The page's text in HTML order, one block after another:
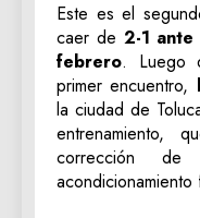
Este es el
caer de 2-1
febrero. Luego
primer encuentro,
la ciudad de
entrenamiento,
corrección